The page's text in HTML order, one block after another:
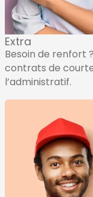
Extra
Besoin de renfort
contrats de
l’administratif.